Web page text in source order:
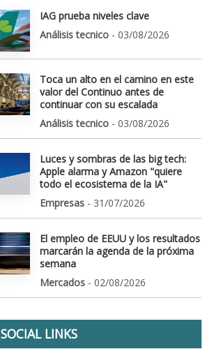
IAG prueba niveles clave
Análisis tecnico - 03/08/2026
Toca un alto en el camino en este
valor del Continuo antes de
continuar con su escalada
Análisis tecnico - 03/08/2026
Luces y sombras de las big tech:
Apple alarma y Amazon "quiere
todo el ecosistema de la IA"
Empresas - 31/07/2026
El empleo de EEUU y los resultados
marcarán la agenda de la próxima
semana
Mercados - 02/08/2026
SOCIAL LINKS